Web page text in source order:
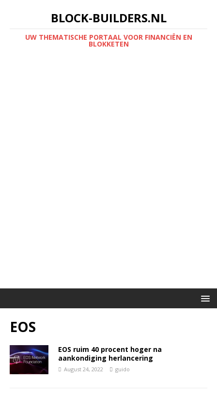
BLOCK-BUILDERS.NL
UW THEMATISCHE PORTAAL VOOR FINANCIËN EN
BLOKKETEN
EOS
EOS ruim 40 procent hoger na
aankondiging herlancering
August 24, 2022 guido